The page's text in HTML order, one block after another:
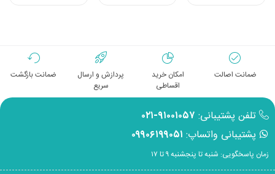
ضمانت اصالت
امکان خرید
اقساطی
پردازش و ارسال
سریع
ضمانت بازگشت
تلفن پشتیبانی: ۹۱۰۰۱۰۵۷-۰۲۱
پشتیبانی واتساپ: ۰۹۹۰۶۱۹۹۰۵۱
زمان پاسخگویی: شنبه تا پنجشنبه ۹ تا ۱۷